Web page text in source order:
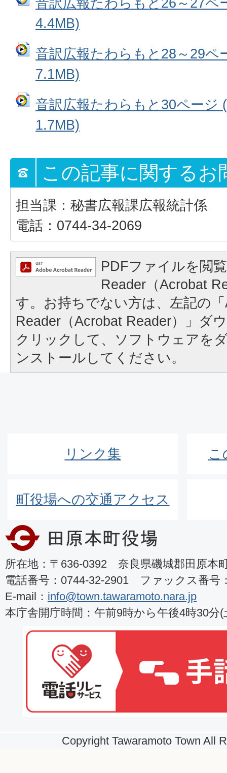
4.4MB)
音訳広報たわらもと28～29ペ
7.1MB)
音訳広報たわらもと30ページ
1.7MB)
この記事に関するお
担当課：秘書広報課広報統計係
電話：0744-34-2069
PDFファイルを閲
Reader（Acrobat
す。お持ちでない方は、左記の
Reader（Acrobat Reader）」ダ
クリックして、ソフトウェアを
ンストールしてください。
リンク集 こ
町役場への交通アクセス
所在地：〒636-0392 奈良県磯城郡田原本
電話番号：0744-32-2901 ファックス番号
E-mail： info@town.tawaramoto.nara.jp
本庁舎開庁時間：午前9時から午後4時30分
Copyright Tawaramoto Town All